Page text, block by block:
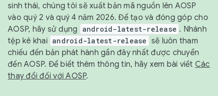
sinh thái, chúng tôi sẽ xuất bản mã nguồn lên AOSP
vào quý 2 và quý 4 năm 2026. Để tạo và đóng góp cho
AOSP, hãy sử dụng
android-latest-release . Nhánh
tệp kê khai android-latest-release sẽ luôn tham
chiếu đến bản phát hành gần đây nhất được chuyển
đến AOSP. Để biết thêm thông tin, hãy xem bài viết Các
thay đổi đối với AOSP.